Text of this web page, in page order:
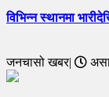
विभिन्न स्थानमा
जनचासो खबर|